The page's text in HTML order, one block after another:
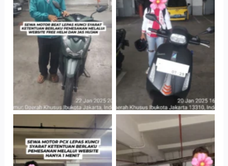
Cityplaza
Jatinegara Gedung
Parkir P6A
Cityplaza
Jatinegara Gedung
Parkir P6A